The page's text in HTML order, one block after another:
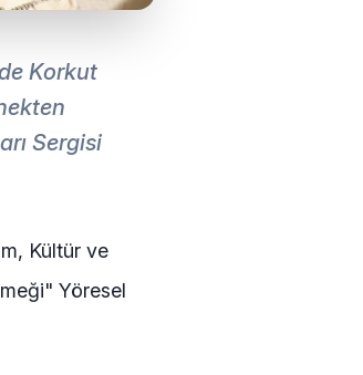
Korkut
Sergisi
Kültür ve
Yöresel